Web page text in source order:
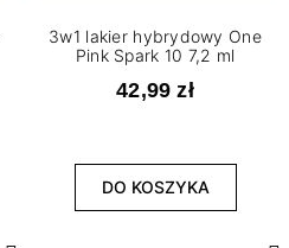
3w1 lakier hybrydowy One
Pink Spark 10 7,2 ml
42,99 zł
DO KOSZYKA